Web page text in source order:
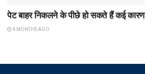
पेट बाहर निकलने के पीछे हो सकते हैं कई कारण
4 MONTHS AGO